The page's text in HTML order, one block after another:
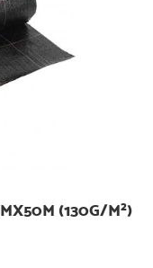
(130G/M²)